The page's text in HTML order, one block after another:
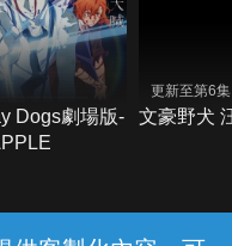
Dogs劇場版-
更新至第6集
文豪野犬